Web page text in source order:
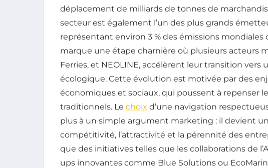
déplacement de milliards de tonnes de
secteur est également l’un des plus grands
représentant environ 3 % des émissions mondiales
marque une étape charnière où plusieurs acteurs
Ferries, et NEOLINE, accélèrent leur transition
écologique. Cette évolution est motivée par des
économiques et sociaux, qui poussent à repenser
traditionnels. Le choix d’une navigation
plus à un simple argument marketing : il devient
compétitivité, l’attractivité et la pérennité des
que des initiatives telles que les collaborations de
ups innovantes comme Blue Solutions ou